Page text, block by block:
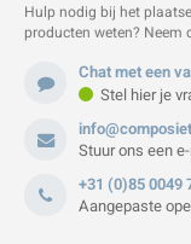
Hulp nodig bij het
producten weten?
Chat met een
Stel hier je
Stuur ons een
+31 (0)85 0049
Aangepaste